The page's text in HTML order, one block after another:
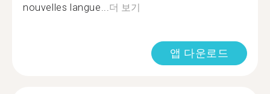
nouvelles langue... 더 보기
앱 다운로드